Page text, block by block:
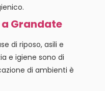
Grandate
di riposo, asili e
e igiene sono di
di ambienti è